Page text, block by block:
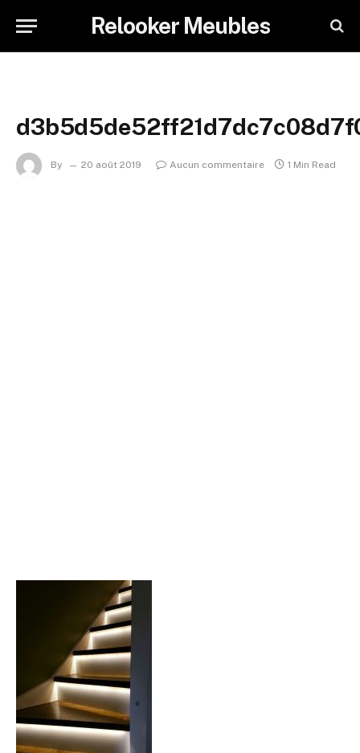
Relooker Meubles
By 20 août 2019 Aucun commentaire 1 Min Read